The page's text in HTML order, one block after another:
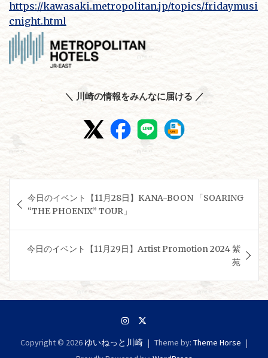
https://kawasaki.metropolitan.jp/topics/fridaymusi
cnight.html
＼ 川崎の情報をみんなに届ける ／
投
稿
ナ
ー
シ
ン
今日のイベント【11月28日】KANA-BOON 「SOARING
“THE PHOENIX” TOUR」
今日のイベント【11月29日】Artist Promotion 2024 紫
苑
Copyright © 2026 ゆいねっと川崎 Theme by: Theme Horse